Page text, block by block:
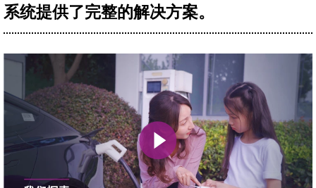
系统提供了完整的解决方案。